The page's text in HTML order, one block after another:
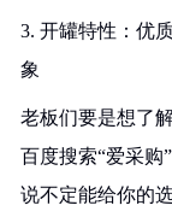
3. 开罐特性：优
象
老板们要是想了
百度搜索“爱采购
说不定能给你的